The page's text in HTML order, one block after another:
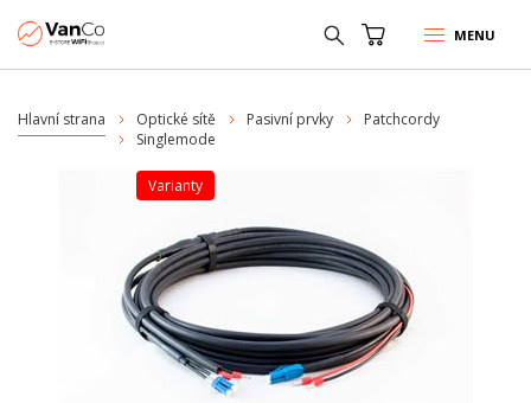
MENU
Hlavní strana Optické sítě Pasivní prvky
Patchcordy
Singlemode
varianty